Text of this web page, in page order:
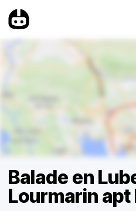
Balade en
Lourmarin apt